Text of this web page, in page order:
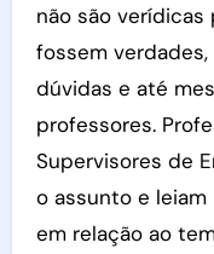
não são
fossem
dúvidas e até
professores.
Supervisores de
o assunto e
em relação ao